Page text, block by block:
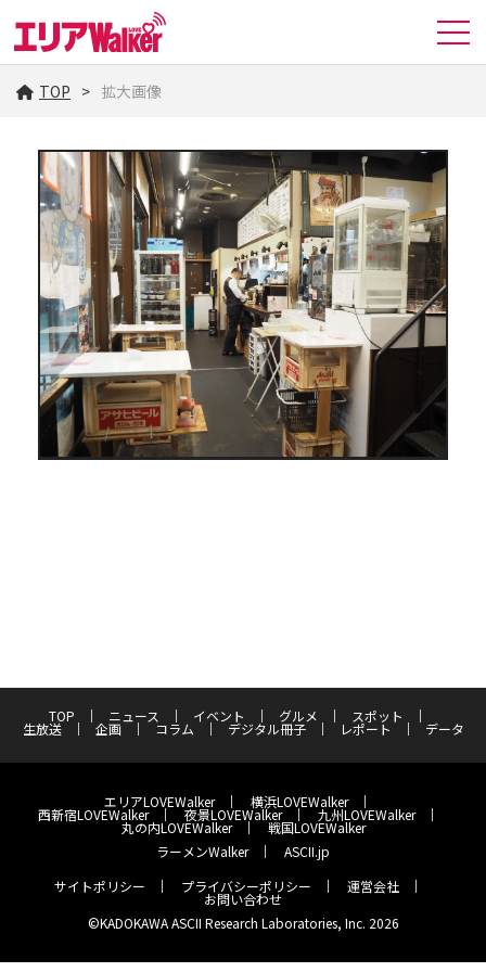
TOP 拡大画像
TOP ニュース イベント グルメ スポット
生放送 企画 コラム デジタル冊子 レポート データ
エリアLOVEWalker 横浜LOVEWalker
西新宿LOVEWalker 夜景LOVEWalker 九州LOVEWalker
丸の内LOVEWalker
戦国LOVEWalker
ラーメンWalker
ASCII.jp
サイトポリシー
プライバシーポリシー 運営会社
お問い合わせ
©KADOKAWA ASCII Research Laboratories, Inc. 2026